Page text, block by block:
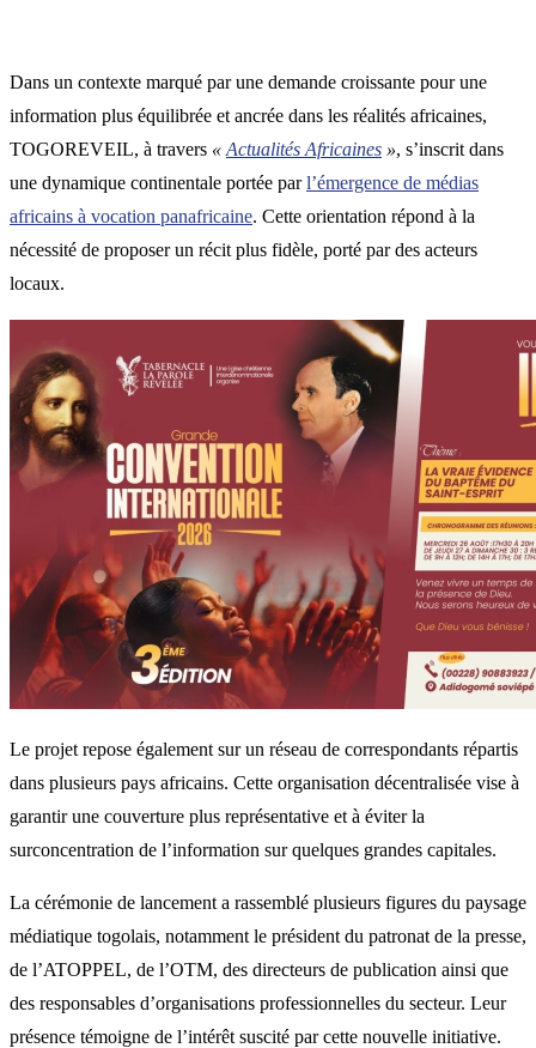
Dans un contexte marqué par une demande croissante pour une
information plus équilibrée et ancrée dans les réalités africaines,
TOGOREVEIL, à travers « Actualités Africaines », s’inscrit dans
une dynamique continentale portée parl’émergence de médias
africains à vocation panafricaine. Cette orientation répond à la
nécessité de proposer un récit plus fidèle, porté par des acteurs
locaux.
Le projet repose également sur un réseau de correspondants répartis
dans plusieurs pays africains. Cette organisation décentralisée vise à
garantir une couverture plus représentative et à éviter la
surconcentration de l’information sur quelques grandes capitales.
La cérémonie de lancement a rassemblé plusieurs figures du paysage
médiatique togolais, notamment le président du patronat de la presse,
de l’ATOPPEL, de l’OTM, des directeurs de publication ainsi que
des responsables d’organisations professionnelles du secteur. Leur
présence témoigne de l’intérêt suscité par cette nouvelle initiative.